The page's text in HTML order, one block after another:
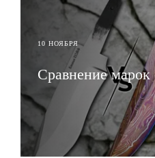
10 НОЯБРЯ
Сравнение марок
ЧИТАТЬ